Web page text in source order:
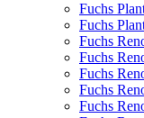
Fuchs
Fuchs
Fuchs
Fuchs
Fuchs
Fuchs
Fuchs